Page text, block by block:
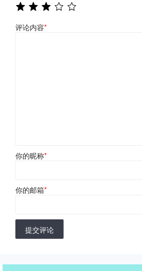
评论内容*
你的昵称*
你的邮箱*
提交评论